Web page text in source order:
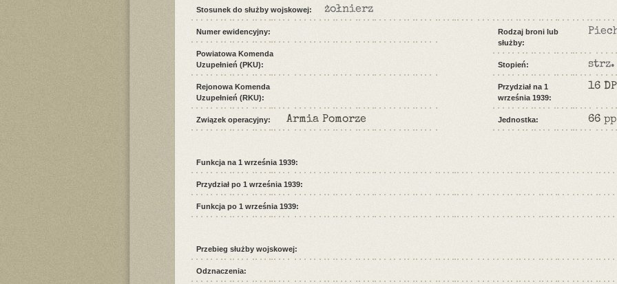
Stosunek do służby wojskowej: żołnierz
Numer ewidencyjny:
Powiatowa Komenda
Uzupełnień (PKU):
Rejonowa Komenda
Uzupełnień (RKU):
Związek operacyjny: Armia Pomorze
Rodzaj broni lub
służby:
Stopień: strz.
Przydział na 1
września 1939:
16 DP
Jednostka: 66 pp
Funkcja na 1 września 1939:
Przydział po 1 września 1939:
Funkcja po 1 września 1939:
Przebieg służby wojskowej:
Odznaczenia: